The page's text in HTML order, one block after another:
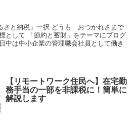
さと納税」一択 どうも おつかれさまで
として 「節約と蓄財」をテーマにブログ
中は中小企業の管理職会社員として働き
【リモートワーク住民へ】在宅勤
務手当の一部を非課税に！簡単に
解説します